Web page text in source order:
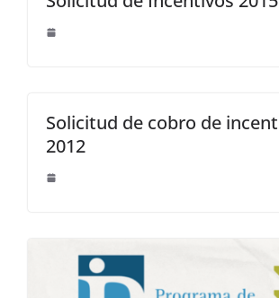
Solicitud de cobro de incentivos
2012